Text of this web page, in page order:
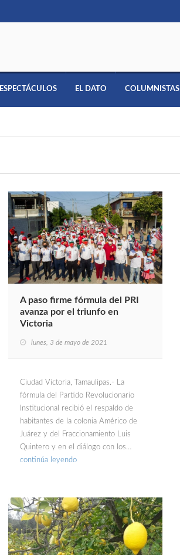
ESPECTÁCULOS EL DATO COLUMNISTAS
A paso firme fórmula del PRI
avanza por el triunfo en
Victoria
lunes, 3 de mayo de 2021
Ciudad Victoria, Tamaulipas.- La
fórmula del Partido Revolucionario
Institucional recibió el respaldo de
habitantes de la colonia Américo de
Juárez y del Fraccionamiento Luis
Quintero y en el diálogo con los…
continúa leyendo